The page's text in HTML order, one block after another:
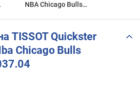
NBA Chicago Bulls
TISSOT Quickster
Chicago Bulls